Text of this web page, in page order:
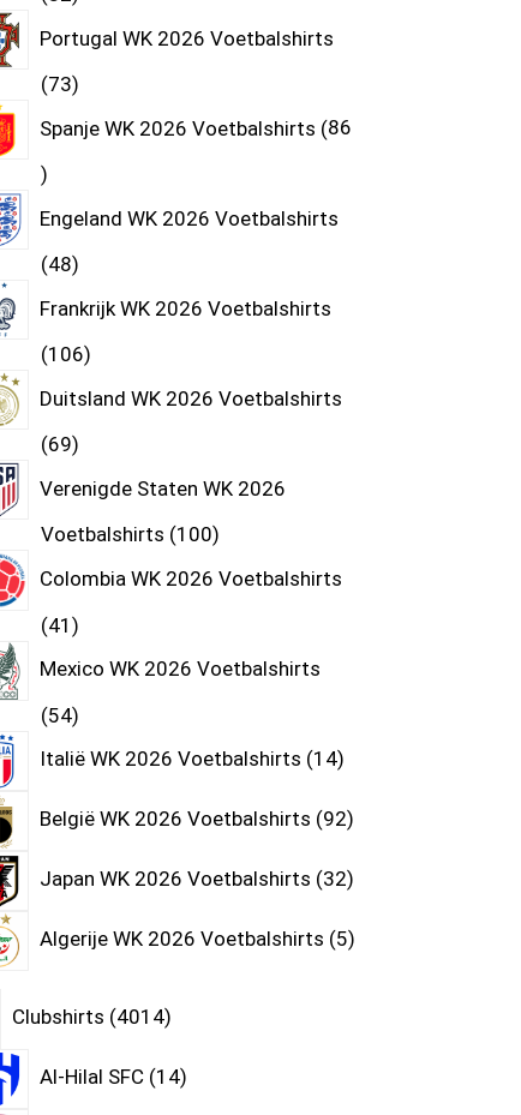
Portugal WK 2026 Voetbalshirts
73
Spanje WK 2026 Voetbalshirts 86
Engeland WK 2026 Voetbalshirts
48
Frankrijk WK 2026 Voetbalshirts
106
Duitsland WK 2026 Voetbalshirts
69
Verenigde Staten WK 2026
Voetbalshirts 100
Colombia WK 2026 Voetbalshirts
41
Mexico WK 2026 Voetbalshirts
54
Italië WK 2026 Voetbalshirts 14
België WK 2026 Voetbalshirts 92
Japan WK 2026 Voetbalshirts 32
Algerije WK 2026 Voetbalshirts 5
Clubshirts 4014
Al-Hilal SFC 14